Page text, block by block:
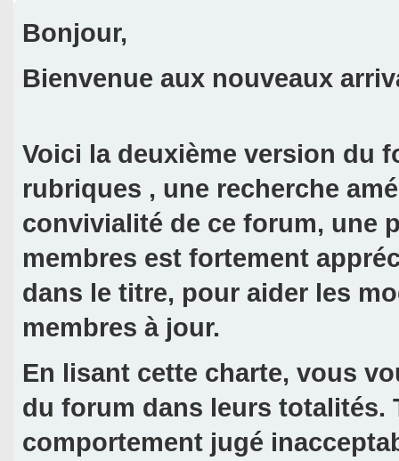
Bonjour,
Bienvenue aux nouveaux
Voici la deuxième version du
rubriques , une recherche
convivialité de ce forum, une
membres est fortement
dans le titre, pour aider les
membres à jour.
En lisant cette charte, vous
du forum dans leurs totalités.
comportement jugé